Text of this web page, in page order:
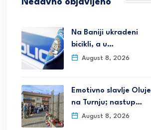
Na Baniji ukradeni
bicikli, a u…
August 8, 2026
Emotivno slavlje Oluje
na Turnju; nastup…
August 8, 2026